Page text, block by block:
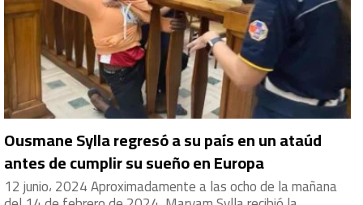
Ousmane Sylla regresó a su país en un ataúd
antes de cumplir su sueño en Europa
12 junio، 2024 Aproximadamente a las ocho de la mañana